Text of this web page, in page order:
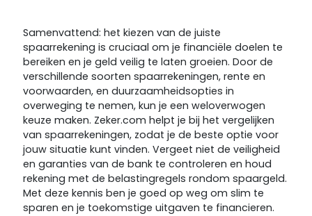
Samenvattend: het kiezen van de juiste
spaarrekening is cruciaal om je financiële doelen te
bereiken en je geld veilig te laten groeien. Door de
verschillende soorten spaarrekeningen, rente en
voorwaarden, en duurzaamheidsopties in
overweging te nemen, kun je een weloverwogen
keuze maken. Zeker.com helpt je bij het vergelijken
van spaarrekeningen, zodat je de beste optie voor
jouw situatie kunt vinden. Vergeet niet de veiligheid
en garanties van de bank te controleren en houd
rekening met de belastingregels rondom spaargeld.
Met deze kennis ben je goed op weg om slim te
sparen en je toekomstige uitgaven te financieren.